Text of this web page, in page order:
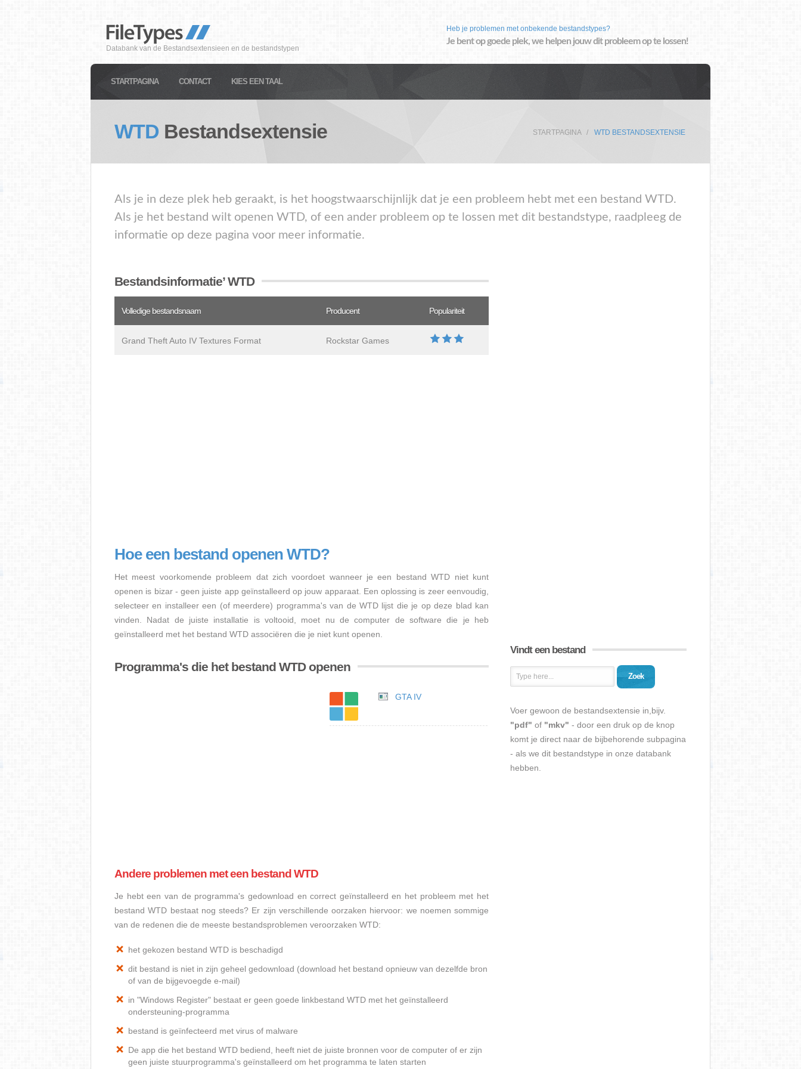
Databank van de Bestandsextensieen en de bestandstypen
Heb je problemen met onbekende bestandstypes?
Je bent op goede plek, we helpen jouw dit probleem op te lossen!
STARTPAGINA CONTACT KIES EEN TAAL
WTD Bestandsextensie STARTPAGINA WTD BESTANDSEXTENSIE
Als je in deze plek heb geraakt, is het hoogstwaarschijnlijk dat je een probleem hebt met een bestand WTD.
Als je het bestand wilt openen WTD, of een ander probleem op te lossen met dit bestandstype, raadpleeg de
informatie op deze pagina voor meer informatie.
Bestandsinformatie’ WTD
Volledige bestandsnaam Producent Populariteit
Grand Theft Auto IV Textures Format Rockstar Games
Hoe een bestand openen WTD?
Het meest voorkomende probleem dat zich voordoet wanneer je een bestand WTD niet kunt
openen is bizar - geen juiste app geïnstalleerd op jouw apparaat. Een oplossing is zeer eenvoudig,
selecteer en installeer een (of meerdere) programma's van de WTD lijst die je op deze blad kan
vinden. Nadat de juiste installatie is voltooid, moet nu de computer de software die je heb
geïnstalleerd met het bestand WTD associëren die je niet kunt openen.
Programma's die het bestand WTD openen
GTA IV
Andere problemen met een bestand WTD
Je hebt een van de programma's gedownload en correct geïnstalleerd en het probleem met het
bestand WTD bestaat nog steeds? Er zijn verschillende oorzaken hiervoor: we noemen sommige
van de redenen die de meeste bestandsproblemen veroorzaken WTD:
het gekozen bestand WTD is beschadigd
dit bestand is niet in zijn geheel gedownload (download het bestand opnieuw van dezelfde bron
of van de bijgevoegde e-mail)
in "Windows Register" bestaat er geen goede linkbestand WTD met het geïnstalleerd
ondersteuning-programma
bestand is geïnfecteerd met virus of malware
De app die het bestand WTD bediend, heeft niet de juiste bronnen voor de computer of er zijn
geen juiste stuurprogramma's geïnstalleerd om het programma te laten starten
Vindt een bestand
Zoek
Voer gewoon de bestandsextensie in,bijv.
"pdf" of "mkv" - door een druk op de knop
komt je direct naar de bijbehorende subpagina
- als we dit bestandstype in onze databank
hebben.